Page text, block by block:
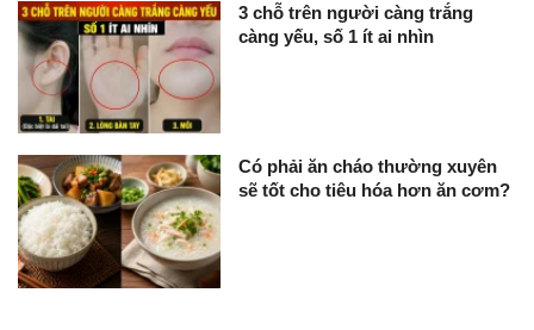
3 chỗ trên người càng trắng
càng yếu, số 1 ít ai nhìn
Có phải ăn cháo thường xuyên
sẽ tốt cho tiêu hóa hơn ăn cơm?